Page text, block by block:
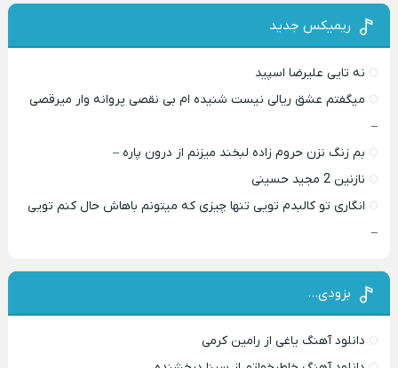
ریمیکس جدید
نه تایی علیرضا اسپید
میگفتم عشق ریالی نیست شنیده ام بی نقصی پروانه وار میرقصی
–
بم زنگ نزن حروم زاده لبخند میزنم از درون پاره –
نازنین 2 مجید حسینی
انگاری تو کالبدم تویی تنها چیزی که میتونم باهاش حال کنم تویی
–
بزودی…
دانلود آهنگ یاغی از رامین کرمی